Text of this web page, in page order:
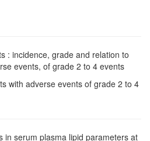
: incidence, grade and relation to
events, of grade 2 to 4 events
with adverse events of grade 2 to 4
in serum plasma lipid parameters at